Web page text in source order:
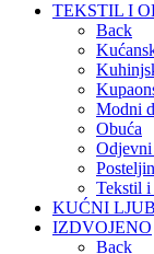
TEKSTIL I
Back
Modni
Obuća
Tekstil i
KUĆNI
IZDVOJENO
Back